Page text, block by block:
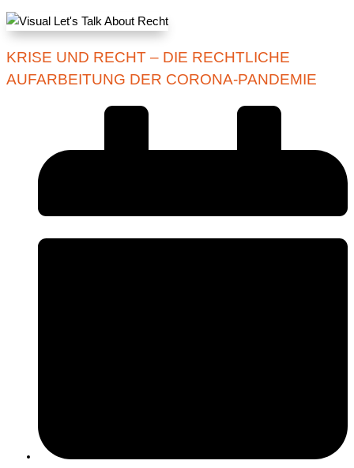
KRISE UND RECHT – DIE RECHTLICHE
AUFARBEITUNG DER CORONA-PANDEMIE